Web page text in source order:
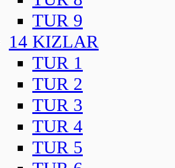
TUR 9
14 KIZLAR
TUR 1
TUR 2
TUR 3
TUR 4
TUR 5